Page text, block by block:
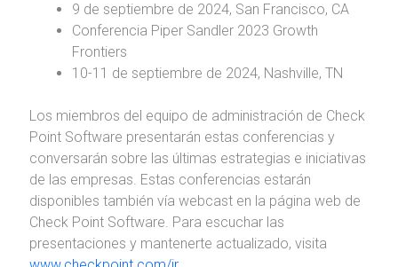
9 de septiembre de 2024, San Francisco, CA
Conferencia Piper Sandler 2023 Growth
Frontiers
10-11 de septiembre de 2024, Nashville, TN
Los miembros del equipo de administración de Check
Point Software presentarán estas conferencias y
conversarán sobre las últimas estrategias e iniciativas
de las empresas. Estas conferencias estarán
disponibles también vía webcast en la página web de
Check Point Software. Para escuchar las
presentaciones y mantenerte actualizado, visita